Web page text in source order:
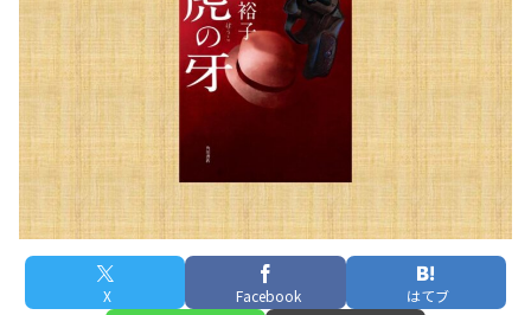
X Facebook はてブ